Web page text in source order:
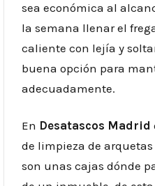
sea económica al
la semana llenar el
caliente con lejía y
buena opción para
adecuadamente.
En Desatascos Madrid
de limpieza de
son unas cajas dónde